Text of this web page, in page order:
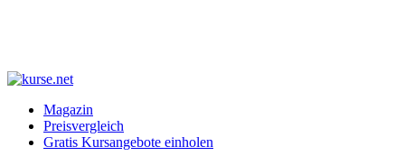
Magazin
Preisvergleich
Gratis Kursangebote einholen